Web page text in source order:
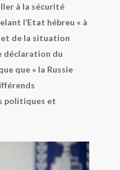
à la sécurité
l’Etat hébreu « à
et de la situation
déclaration du
que « la Russie
politiques et